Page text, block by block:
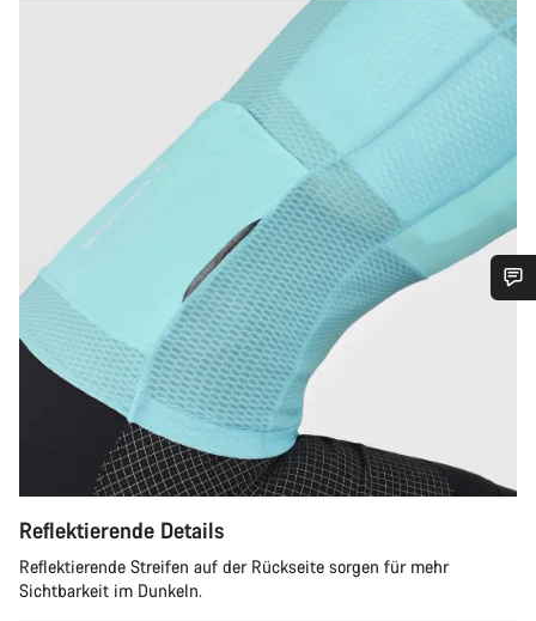
Reflektierende Details
Reflektierende Streifen auf der Rückseite sorgen für mehr
Sichtbarkeit im Dunkeln.
Benötigst du Hilfe?
Unsere Experten stehen dir jetzt im Chat zur Verfügung.
Chat starten